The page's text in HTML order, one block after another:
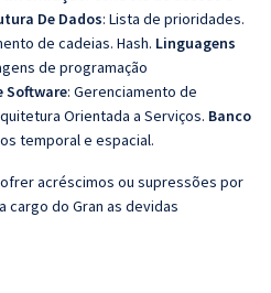
De Dados: Lista de prioridades.
de cadeias. Hash. Linguagens
de programação
Software: Gerenciamento de
Orientada a Serviços. Banco
temporal e espacial.
acréscimos ou supressões por
cargo do Gran as devidas